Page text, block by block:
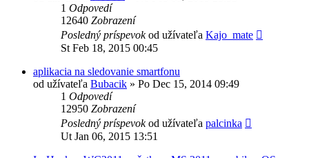
1 Odpovedí
12640 Zobrazení
Posledný príspevokod užívateľa Kajo_mate
St Feb 18, 2015 00:45
aplikacia na sledovanie smartfonu
od užívateľa Bubacik » Po Dec 15, 2014 09:49
1 Odpovedí
12950 Zobrazení
Posledný príspevokod užívateľa palcinka
Ut Jan 06, 2015 13:51